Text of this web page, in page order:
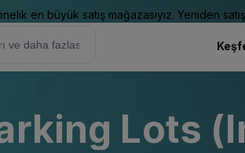
en büyük satış mağazasıyız. Yeniden
Lots